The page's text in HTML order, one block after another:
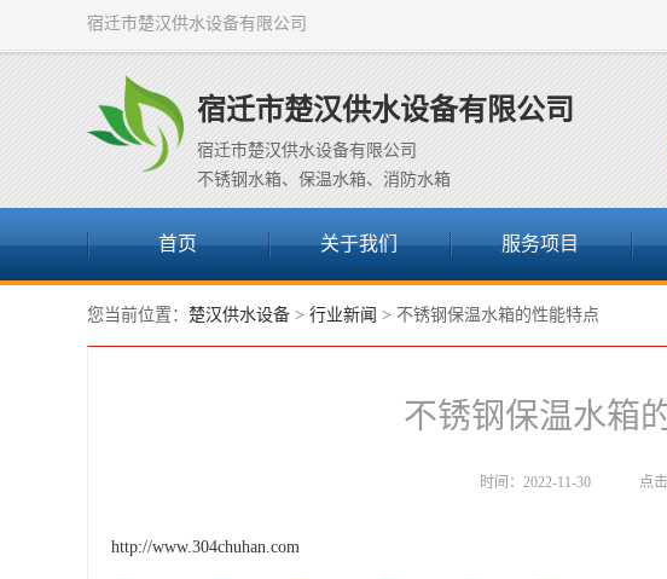
宿迁市楚汉供水设备有限公司
宿迁市楚汉供水设备有限公司
宿迁市楚汉供水设备有限公司
不锈钢水箱、保温水箱、消防水箱
首页 关于我们 服务项目
您当前位置： 楚汉供水设备 > 行业新闻 > 不锈钢保温水箱的性能特点
不锈钢保温水箱
时间：2022-11-30 点
http://www.304chuhan.com